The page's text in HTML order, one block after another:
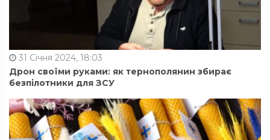
31 Січня 2024, 18:03
Дрон своїми руками: як тернополянин збирає
безпілотники для ЗСУ